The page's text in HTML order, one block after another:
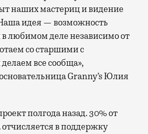
наших мастериц и видение
идея — возможность
любимом деле независимо от
со старшими с
все сообща»,
Granny’s Юлия
полгода назад. 30% от
в поддержку